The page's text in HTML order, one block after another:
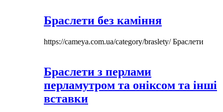
Браслети без каміння
https://cameya.com.ua/category/braslety/Браслети
Браслети з перлами
перламутром та оніксом та інші
вставки